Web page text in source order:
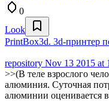
0
Look
PrintBox3d. 3d-принтер
repository Nov 13 2015 at
>>(В теле взрослого
алюминия. Суточная
алюминии оценивается